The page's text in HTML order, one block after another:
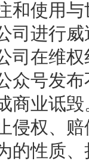
和使用
司进行
司在维
众号发
商业诋
侵权、
的性质